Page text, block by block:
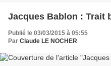
Jacques Bablon : Trait
Publié le 03/03/2015 à 05:55
Par Claude LE NOCHER